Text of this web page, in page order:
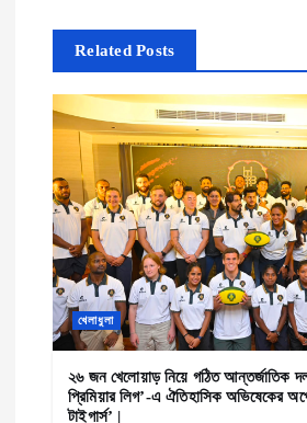
v
g
a
o
Related Posts
খেলাধুলা
২৬ জন খেলোয়াড় নিয়ে গঠিত আন্তর্জাতিক দল
প্রিমিয়ার লিগ’-এ ঐতিহাসিক অভিষেকের
টাইগার্স’ |